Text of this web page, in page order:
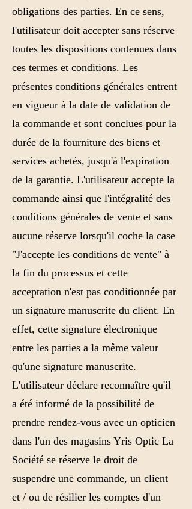
obligations des parties. En ce sens,
l'utilisateur doit accepter sans réserve
toutes les dispositions contenues dans
ces termes et conditions. Les
présentes conditions générales entrent
en vigueur à la date de validation de
la commande et sont conclues pour la
durée de la fourniture des biens et
services achetés, jusqu'à l'expiration
de la garantie. L'utilisateur accepte la
commande ainsi que l'intégralité des
conditions générales de vente et sans
aucune réserve lorsqu'il coche la case
"J'accepte les conditions de vente" à
la fin du processus et cette
acceptation n'est pas conditionnée par
un signature manuscrite du client. En
effet, cette signature électronique
entre les parties a la même valeur
qu'une signature manuscrite.
L'utilisateur déclare reconnaître qu'il
a été informé de la possibilité de
prendre rendez-vous avec un opticien
dans l'un des magasins Yris Optic La
Société se réserve le droit de
suspendre une commande, un client
et / ou de résilier les comptes d'un